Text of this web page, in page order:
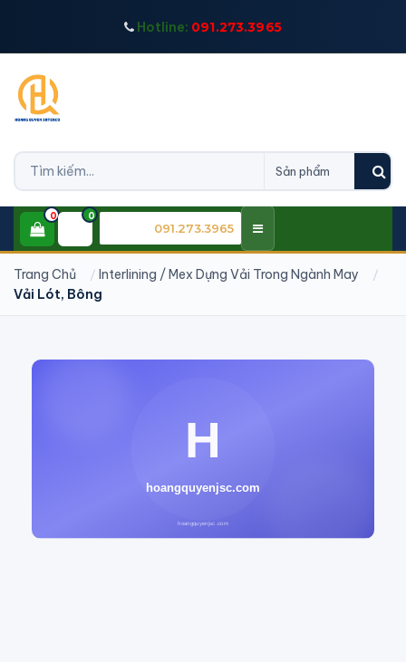
Hotline: 091.273.3965
0 0
091.273.3965
Trang Chủ
Interlining / Mex Dựng Vải Trong Ngành May
Vải Lót, Bông